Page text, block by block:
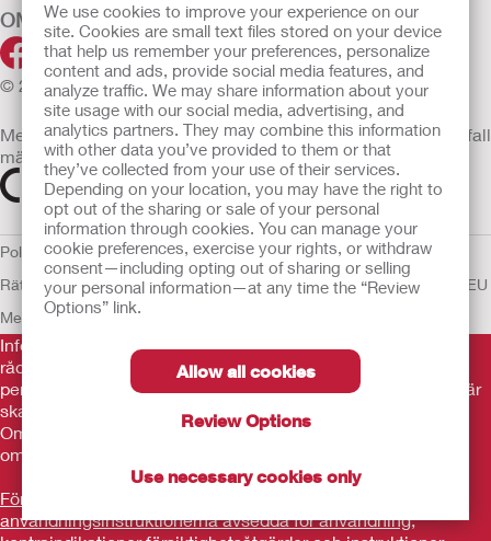
We use cookies to improve your experience on our
site. Cookies are small text files stored on your device
that help us remember your preferences, personalize
content and ads, provide social media features, and
analyze traffic. We may share information about your
site usage with our social media, advertising, and
analytics partners. They may combine this information
with other data you’ve provided to them or that
they’ve collected from your use of their services.
Depending on your location, you may have the right to
opt out of the sharing or sale of your personal
information through cookies. You can manage your
cookie preferences, exercise your rights, or withdraw
consent—including opting out of sharing or selling
your personal information—at any time the “Review
Options” link.
Allow all cookies
Review Options
Use necessary cookies only
OM OSS
© 2026 Hollister Incorporated
Medicintekniska enheter som säljs i EU är i förekommande fall
märkta med någon av följande symboler
Policy för Mänskliga
Rättigheter AnvändarvillkorSekretesspolicy Användning av cookies
EU
Meddelande till Visselblåsare
Informationen som finns här är inte avsedd som medicinsk
rådgivning och är inte en ersättning för de råd du får av din
personliga läkare eller annan vårdpersonal. Informationen här
ska inte användas som hjälp i akuta medicinska situationer.
Om du är i en akut medicinsk situation ska du personligen
omedelbart söka medicinsk behandling.
Före användning var noga med att läsa
användningsinstruktionerna avsedda för användning,